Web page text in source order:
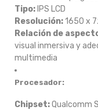
Tipo: IPS LCD
Resolución:1650 x
Relación de
visual inmersiva y
multimedia
Procesador:
Chipset:Qualcomm